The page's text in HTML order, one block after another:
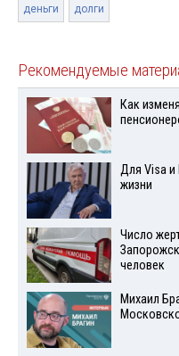
деньги долги
Рекомендуемые
Как
Для Visа и
жизни
Число
человек
Михаил